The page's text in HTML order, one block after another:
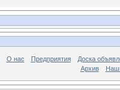
О нас Предприятия
Доска
Архив